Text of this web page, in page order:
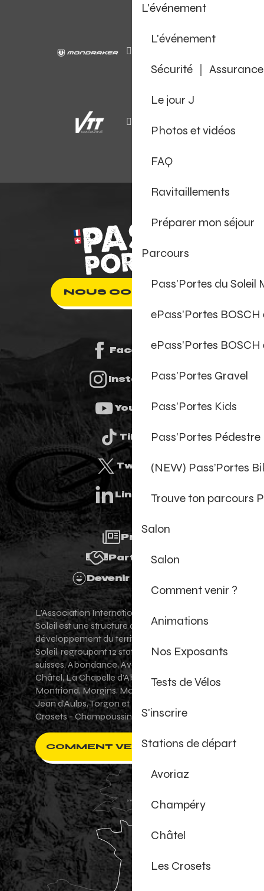
L'événement
L'événement
Sécurité ｜ Assurance
Le jour J
Photos et vidéos
FAQ
Ravitaillements
Préparer mon séjour
Parcours
Pass'Portes du Soleil
ePass'Portes
ePass'Portes
Pass'Portes Gravel
Pass'Portes Kids
Pass'Portes Pédestre
(NEW) Pass’Portes
Trouve ton parcours
Salon
Salon
Comment venir ?
Animations
Nos Exposants
Tests de Vélos
S'inscrire
Stations de départ
Avoriaz
Champéry
Châtel
Les Crosets
NOUS CONTACTER
Facebook
Instagram
Youtube
Tiktok
Twitter
Linkedin
Presse
Partenaires
Devenir Bénévole
L'Association Internationale des Portes du
Soleil est une structure de promotion et de
développement du territoire des Portes du
Soleil, regroupant 12 stations villages franco-
suisses. Abondance, Avoriaz 1800, Champéry,
Châtel, La Chapelle d'Abondance, Les Gets,
Montriond, Morgins, Morzine-Avoriaz, Saint-
Jean d'Aulps, Torgon et Val-d'Illiez - Les
Crosets - Champoussin.
COMMENT VENIR ?